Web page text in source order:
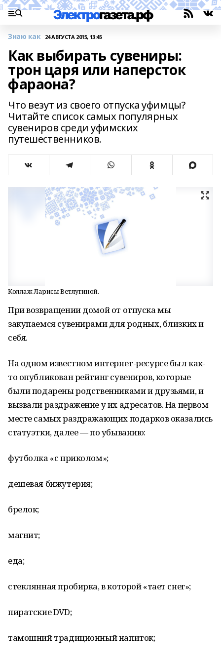
Знаю как 24 АВГУСТА 2015, 13:45
Как выбирать сувениры:
трон царя или наперсток
фараона?
Что везут из своего отпуска уфимцы?
Читайте список самых популярных
сувениров среди уфимских
путешественников.
Коллаж Ларисы Ветлугиной.
При возвращении домой от отпуска мы
закупаемся сувенирами для родных, близких и
себя.
На одном известном интернет-ресурсе был как-
то опубликован рейтинг сувениров, которые
были подарены родственниками и друзьями, и
вызвали раздражение у их адресатов. На первом
месте самых раздражающих подарков оказались
статуэтки, далее — по убыванию:
футболка «с приколом»;
дешевая бижутерия;
брелок;
магнит;
еда;
стеклянная пробирка, в которой «тает снег»;
пиратские DVD;
тамошний традиционный напиток;